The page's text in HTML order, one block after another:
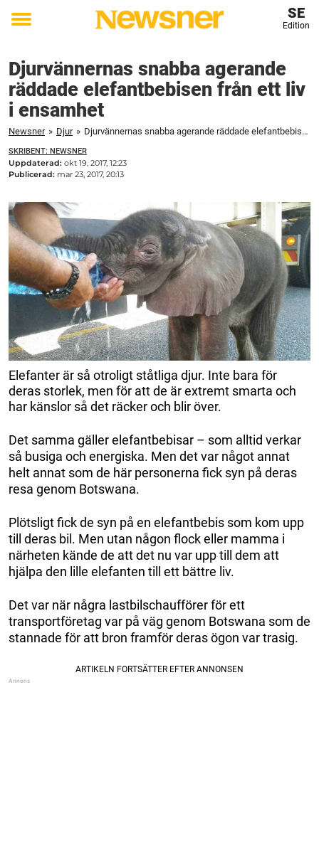
Toggle
SE
Edition
Djurvännernas snabba agerande
räddade elefantbebisen från ett liv
i ensamhet
Newsner » Djur » Djurvännernas snabba agerande räddade elefantbebisen från ett liv i ensamhet
SKRIBENT: NEWSNER
Uppdaterad: okt 19, 2017, 12:23
Publicerad: mar 23, 2017, 20:13
Elefanter är så otroligt ståtliga djur. Inte bara för
deras storlek, men för att de är extremt smarta och
har känslor så det räcker och blir över.
Det samma gäller elefantbebisar – som alltid verkar
så busiga och energiska. Men det var något annat
helt annat som de här personerna fick syn på deras
resa genom Botswana.
Plötsligt fick de syn på en elefantbebis som kom upp
till deras bil. Men utan någon flock eller mamma i
närheten kände de att det nu var upp till dem att
hjälpa den lille elefanten till ett bättre liv.
Det var när några lastbilschaufförer för ett
transportföretag var på väg genom Botswana som de
stannade för att bron framför deras ögon var trasig.